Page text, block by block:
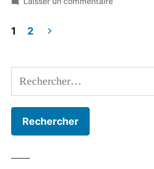
l’exécution
des
articles
1 2
Rechercher :